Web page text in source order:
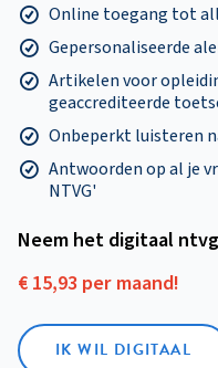
Online toegang tot
Gepersonaliseerde
Artikelen voor
geaccrediteerde
Onbeperkt luisteren
Antwoorden op al je
NTVG'
Neem het digitaal
€ 15,93 per maand!
IK WIL DIGITAAL